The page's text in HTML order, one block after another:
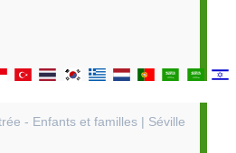
- Enfants et familles | Séville